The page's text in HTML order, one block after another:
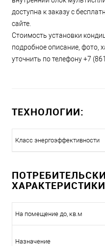
доступна к заказу с
сайте.
Стоимость установки
подробное описание, фото,
уточнить по телефону +7
ТЕХНОЛОГИИ:
Класс энергоэффективности
На помещение до, кв.м
Назначение